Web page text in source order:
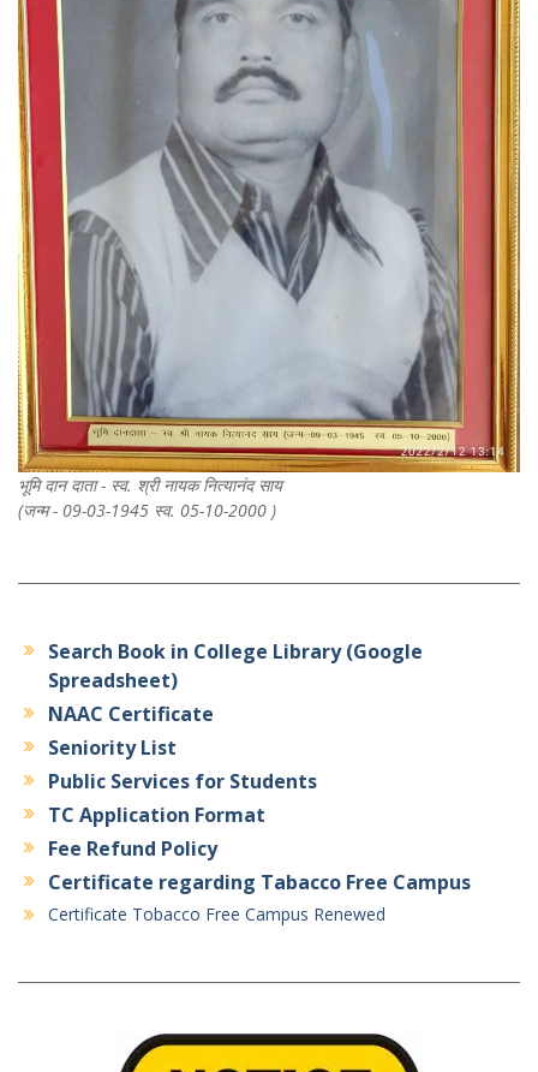
भूमि दान दाता - स्व. श्री नायक नित्यानंद साय
(जन्म - 09-03-1945 स्व. 05-10-2000 )
Search Book in College Library (Google
Spreadsheet)
NAAC Certificate
Seniority List
Public Services for Students
TC Application Format
Fee Refund Policy
Certificate regarding Tabacco Free Campus
Certificate Tobacco Free Campus Renewed